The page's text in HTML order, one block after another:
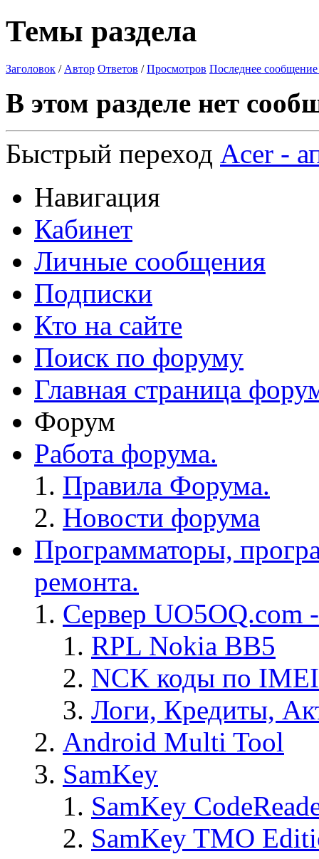
Темы раздела
Заголовок / Автор Ответов /Просмотров Последнее сообщение
В этом разделе нет
Быстрый переход Acer -
Навигация
Кабинет
Личные сообщения
Подписки
Кто на сайте
Поиск по форуму
Главная страница
Форум
Работа форума.
Правила Форума.
Новости форума
Программаторы,
ремонта.
Сервер
RPL Nokia BB5
NCK коды по IMEI
Логи, Кредиты,
Android Multi Tool
SamKey
SamKey
SamKey TMO